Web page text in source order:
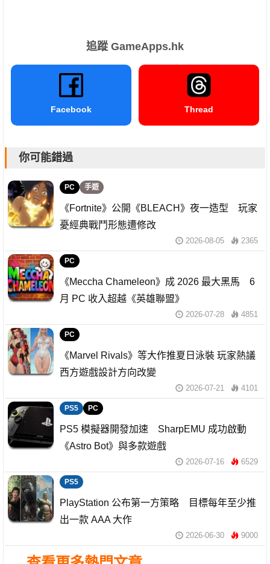
追蹤 GameApps.hk
Facebook Thread
你可能錯過
PC 手遊
《Fortnite》公開《BLEACH》夜一造型 玩家
憂經典戰鬥形態遭修改
2026-08-05 2365
PC
《Meccha Chameleon》成 2026 最大黑馬 6
月 PC 收入超越《英雄聯盟》
2026-07-28 4851
PC
《Marvel Rivals》等大作推夏日泳裝 玩家熱議
西方遊戲設計方向改變
2026-07-21 4101
PS5 PC
PS5 模擬器開發加速 SharpEMU 成功啟動
《Astro Bot》與多款遊戲
2026-07-16 6529
PS5
PlayStation 公布第一方策略 目標每年至少推
出一款 AAA 大作
2026-06-30 9000